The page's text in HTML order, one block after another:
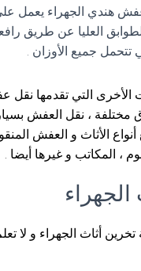
هندي الجهراء يعمل
العليا عن طريق
تتحمل جميع الأوزان .
الأخرى التي تقدمها نقل
مختلفة ، نقل العفش
الأثاث و العفش
، المكاتب و غيرها أيضا .
أثاث الجهراء و لا